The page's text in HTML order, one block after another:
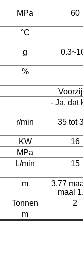
MPa 60
°C
g
%
- Ja, dat
r/min 35 tot
KW 16
MPa
L/min 15
m
3.77
maal
Tonnen 2
m